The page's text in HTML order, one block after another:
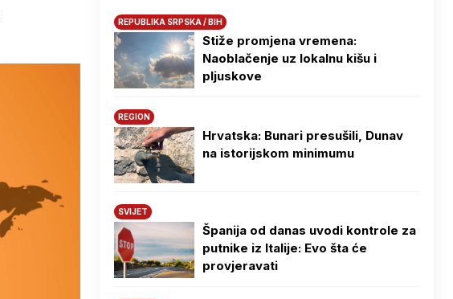
REPUBLIKA SRPSKA / BIH
Stiže promjena vremena:
Naoblačenje uz lokalnu kišu i
pljuskove
REGION
Hrvatska: Bunari presušili, Dunav
na istorijskom minimumu
SVIJET
Španija od danas uvodi kontrole za
putnike iz Italije: Evo šta će
provjeravati